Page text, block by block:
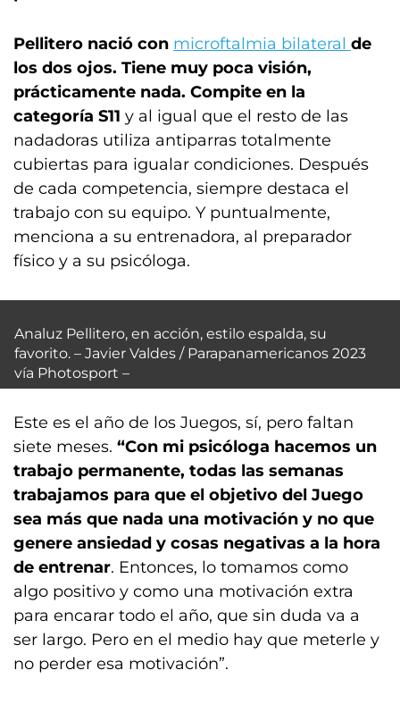
Pellitero nació con microftalmia bilateral de
los dos ojos. Tiene muy poca visión,
prácticamente nada. Compite en la
categoría S11 y al igual que el resto de las
nadadoras utiliza antiparras totalmente
cubiertas para igualar condiciones. Después
de cada competencia, siempre destaca el
trabajo con su equipo. Y puntualmente,
menciona a su entrenadora, al preparador
físico y a su psicóloga.
Analuz Pellitero, en acción, estilo espalda, su
favorito. – Javier Valdes / Parapanamericanos 2023
vía Photosport –
Este es el año de los Juegos, sí, pero faltan
siete meses. “Con mi psicóloga hacemos un
trabajo permanente, todas las semanas
trabajamos para que el objetivo del Juego
sea más que nada una motivación y no que
genere ansiedad y cosas negativas a la hora
de entrenar. Entonces, lo tomamos como
algo positivo y como una motivación extra
para encarar todo el año, que sin duda va a
ser largo. Pero en el medio hay que meterle y
no perder esa motivación”.